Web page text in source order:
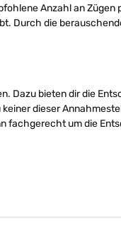
Anzahl an Zügen
Durch die
Dazu bieten dir die
dieser
fachgerecht um die